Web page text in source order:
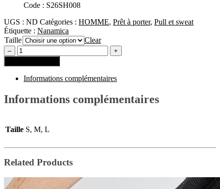
Code : S26SH008
UGS : ND Catégories : HOMME, Prêt à porter, Pull et sweat
Étiquette : Nanamica
Taille
Clear
Informations complémentaires
Informations complémentaires
Taille S, M, L
Related Products